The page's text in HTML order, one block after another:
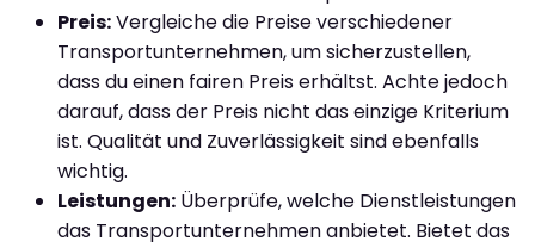
Preis:Vergleiche die Preise verschiedener
Transportunternehmen, um sicherzustellen,
dass du einen fairen Preis erhältst. Achte jedoch
darauf, dass der Preis nicht das einzige Kriterium
ist. Qualität und Zuverlässigkeit sind ebenfalls
wichtig.
Leistungen: Überprüfe, welche Dienstleistungen
das Transportunternehmen anbietet. Bietet das